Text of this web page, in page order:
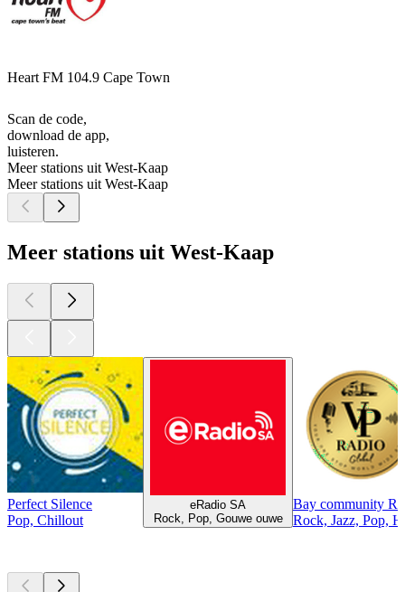
Heart FM 104.9 Cape Town
Scan de code,
download de app,
luisteren.
Meer stations uit West-Kaap
Meer stations uit West-Kaap
Meer stations uit West-Kaap
Perfect Silence
Pop, Chillout
eRadio SA
Rock, Pop, Gouwe ouwe
Bay community
Rock, Jazz, Pop,